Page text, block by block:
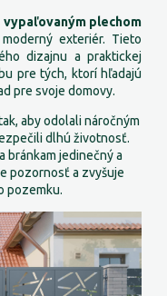
plechom
exteriér. Tieto
dizajnu a praktickej
pre tých, ktorí hľadajú
pre svoje domovy.
aby odolali náročným
dlhú životnosť.
bránkam jedinečný a
pozornosť a zvyšuje
pozemku.